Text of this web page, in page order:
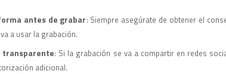
antes de grabar: Siempre asegúrate de obtener el
a usar la grabación.
transparente: Si la grabación se va a compartir en redes
adicional.